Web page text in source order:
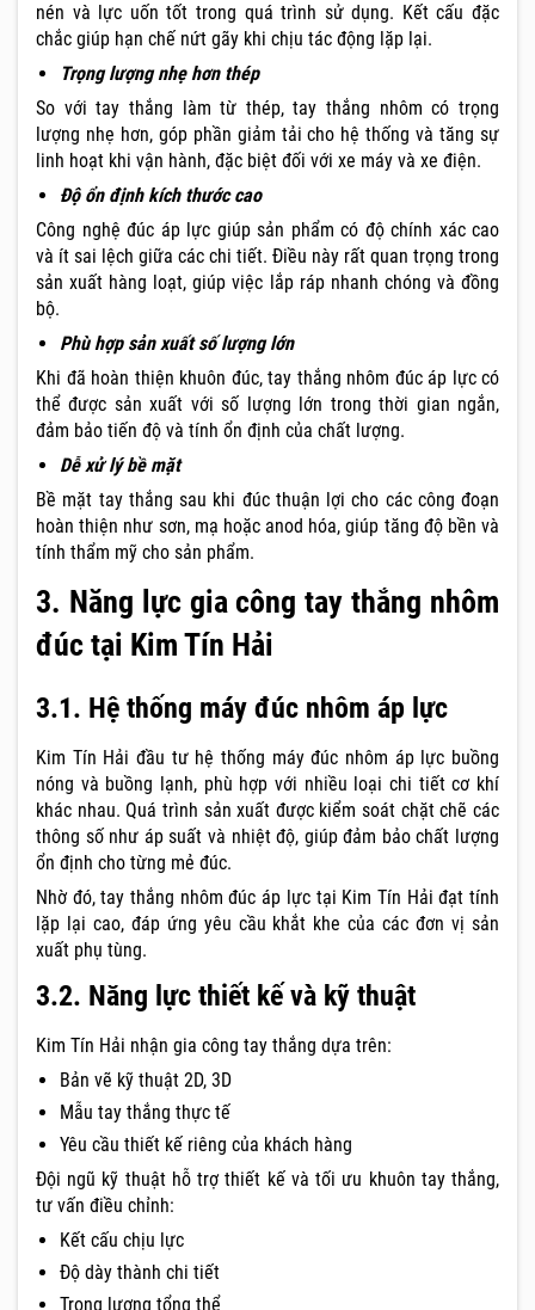
nén và lực uốn tốt trong quá trình sử dụng. Kết cấu đặc
chắc giúp hạn chế nứt gãy khi chịu tác động lặp lại.
Trọng lượng nhẹ hơn thép
So với tay thắng làm từ thép, tay thắng nhôm có trọng
lượng nhẹ hơn, góp phần giảm tải cho hệ thống và tăng sự
linh hoạt khi vận hành, đặc biệt đối với xe máy và xe điện.
Độ ổn định kích thước cao
Công nghệ đúc áp lực giúp sản phẩm có độ chính xác cao
và ít sai lệch giữa các chi tiết. Điều này rất quan trọng trong
sản xuất hàng loạt, giúp việc lắp ráp nhanh chóng và đồng
bộ.
Phù hợp sản xuất số lượng lớn
Khi đã hoàn thiện khuôn đúc, tay thắng nhôm đúc áp lực có
thể được sản xuất với số lượng lớn trong thời gian ngắn,
đảm bảo tiến độ và tính ổn định của chất lượng.
Dễ xử lý bề mặt
Bề mặt tay thắng sau khi đúc thuận lợi cho các công đoạn
hoàn thiện như sơn, mạ hoặc anod hóa, giúp tăng độ bền và
tính thẩm mỹ cho sản phẩm.
3. Năng lực gia công tay thắng nhôm
đúc tại Kim Tín Hải
3.1. Hệ thống máy đúc nhôm áp lực
Kim Tín Hải đầu tư hệ thống máy đúc nhôm áp lực buồng
nóng và buồng lạnh, phù hợp với nhiều loại chi tiết cơ khí
khác nhau. Quá trình sản xuất được kiểm soát chặt chẽ các
thông số như áp suất và nhiệt độ, giúp đảm bảo chất lượng
ổn định cho từng mẻ đúc.
Nhờ đó, tay thắng nhôm đúc áp lực tại Kim Tín Hải đạt tính
lặp lại cao, đáp ứng yêu cầu khắt khe của các đơn vị sản
xuất phụ tùng.
3.2. Năng lực thiết kế và kỹ thuật
Kim Tín Hải nhận gia công tay thắng dựa trên:
Bản vẽ kỹ thuật 2D, 3D
Mẫu tay thắng thực tế
Yêu cầu thiết kế riêng của khách hàng
Đội ngũ kỹ thuật hỗ trợ thiết kế và tối ưu khuôn tay thắng,
tư vấn điều chỉnh:
Kết cấu chịu lực
Độ dày thành chi tiết
Trọng lượng tổng thể